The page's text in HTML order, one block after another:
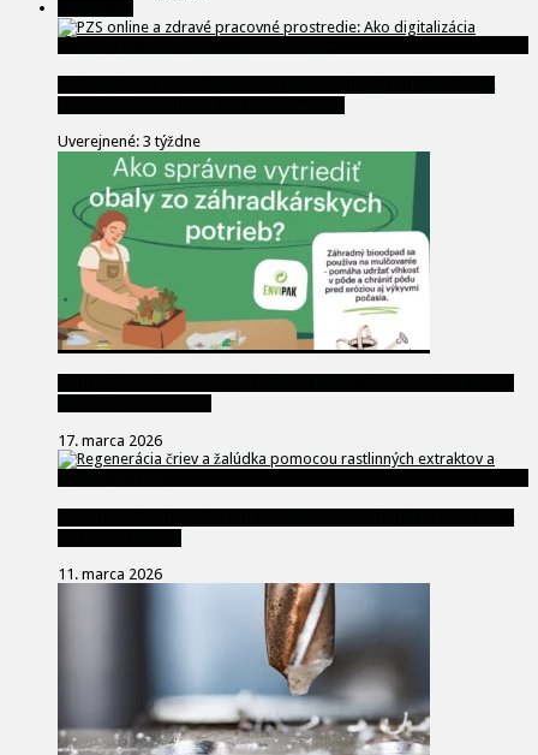
Uverejnené: 3 týždne
17. marca 2026
11. marca 2026